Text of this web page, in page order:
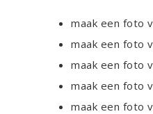
maak een foto
maak een foto
maak een foto
maak een foto
maak een foto